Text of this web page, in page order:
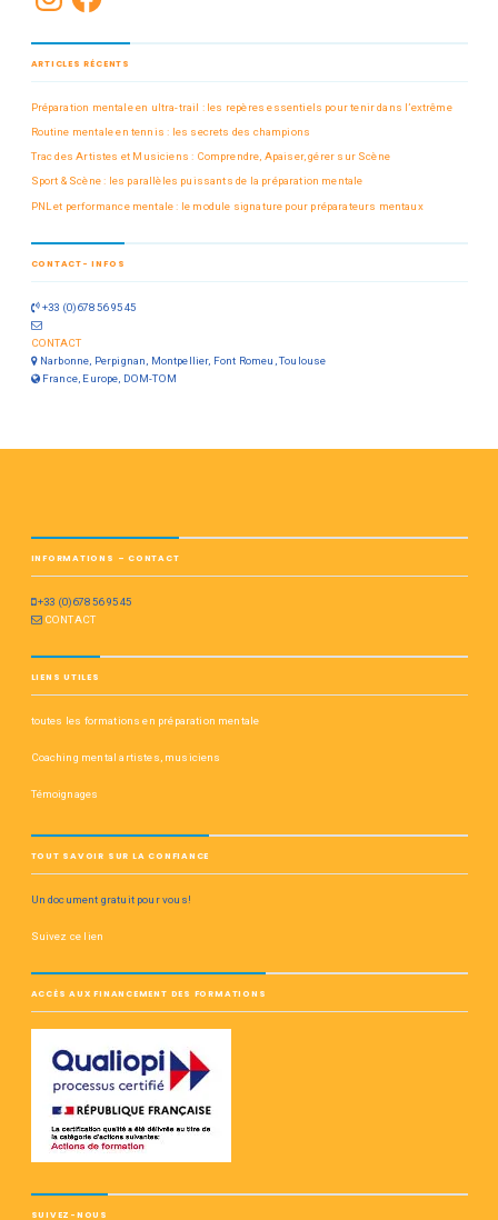
ARTICLES RÉCENTS
Préparation mentale en ultra-trail : les repères essentiels pour tenir dans l’extrême
Routine mentale en tennis : les secrets des champions
Trac des Artistes et Musiciens : Comprendre, Apaiser, gérer sur Scène
Sport & Scène : les parallèles puissants de la préparation mentale
PNL et performance mentale : le module signature pour préparateurs mentaux
CONTACT- INFOS
+33 (0)678 56 95 45
CONTACT
Narbonne, Perpignan, Montpellier, Font Romeu, Toulouse
France, Europe, DOM-TOM
INFORMATIONS – CONTACT
+33 (0)678 56 95 45
CONTACT
LIENS UTILES
toutes les formations en préparation mentale
Coaching mental artistes, musiciens
Témoignages
TOUT SAVOIR SUR LA CONFIANCE
Un document gratuit pour vous!
Suivez ce lien
ACCÈS AUX FINANCEMENT DES FORMATIONS
SUIVEZ-NOUS